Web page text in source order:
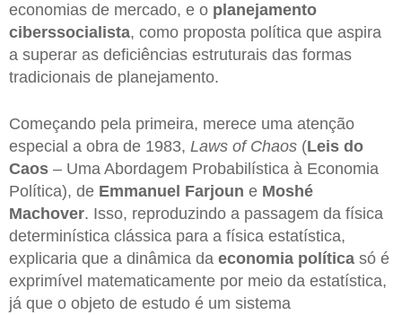
economias de mercado, e o planejamento
ciberssocialista, como proposta política que aspira
a superar as deficiências estruturais das formas
tradicionais de planejamento.
Começando pela primeira, merece uma atenção
especial a obra de 1983, Laws of Chaos (Leis do
Caos – Uma Abordagem Probabilística à Economia
Política), de Emmanuel Farjoun e Moshé
Machover. Isso, reproduzindo a passagem da física
determinística clássica para a física estatística,
explicaria que a dinâmica da economia política só é
exprimível matematicamente por meio da estatística,
já que o objeto de estudo é um sistema